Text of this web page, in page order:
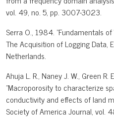
vol. 49, no. 5, pp. 3007-3023.
Serra O., 1984. "Fundamentals
The Acquisition of Logging Data,
Netherlands.
Ahuja L. R., Naney J. W., Green
"Macroporosity to characterize
conductivity and effects of land
Society of America Journal, vol.